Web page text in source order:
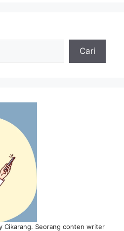
Cari
Cikarang. Seorang conten writer